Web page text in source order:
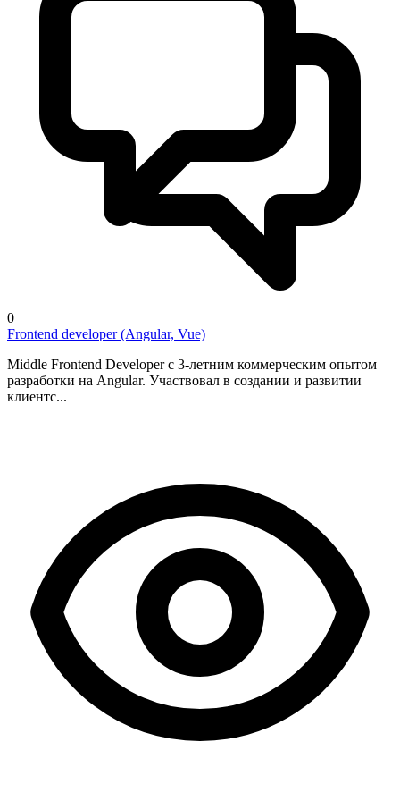
0
Frontend developer (Angular, Vue)
Middle Frontend Developer с 3-летним коммерческим опытом
разработки на Angular. Участвовал в создании и развитии
клиентс...